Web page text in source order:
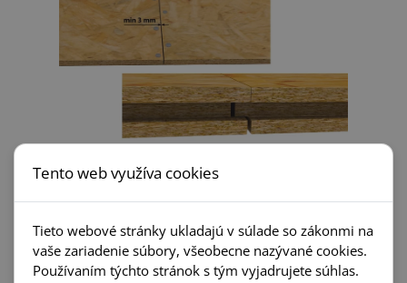
Hrúbka OSB dosiek
použitých ako podkladkový rošt pod podlahu z OSB dosiek.
Rozostup hranolov 400 mm 500 mm 600 mm
Hrúbka OSB3 dosiek(minimálna)15 - 18 mm18 - 22 mm22 mm
Tento web využíva cookies
Tieto webové stránky ukladajú v súlade so zákonmi na
vaše zariadenie súbory, všeobecne nazývané cookies.
Používaním týchto stránok s tým vyjadrujete súhlas.